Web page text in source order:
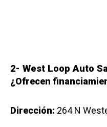
2- West Loop Auto
¿Ofrecen
Dirección: 264 N